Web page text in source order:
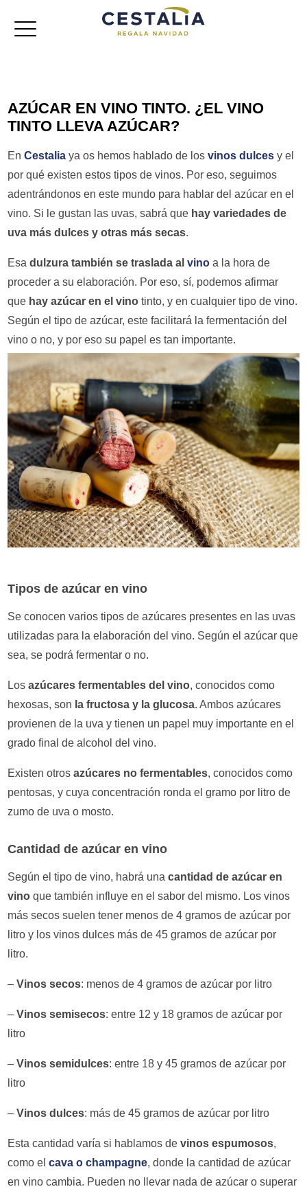
Lotes de navidad
Cajas jamoneras
Referencias
AZÚCAR EN VINO TINTO. ¿EL VINO
TINTO LLEVA AZÚCAR?
EnCestalia ya os hemos hablado de losvinos dulces y el
por qué existen estos tipos de vinos. Por eso, seguimos
adentrándonos en este mundo para hablar del azúcar en el
vino. Si le gustan las uvas, sabrá que hay variedades de
uva más dulces y otras más secas.
Esadulzura también se traslada alvino a la hora de
proceder a su elaboración. Por eso, sí, podemos afirmar
que hay azúcar en el vino tinto, y en cualquier tipo de vino.
Según el tipo de azúcar, este facilitará la fermentación del
vino o no, y por eso su papel es tan importante.
Tipos de azúcar en vino
Se conocen varios tipos de azúcares presentes en las uvas
utilizadas para la elaboración del vino. Según el azúcar que
sea, se podrá fermentar o no.
Losazúcares fermentables del vino, conocidos como
hexosas, son la fructosa y la glucosa. Ambos azúcares
provienen de la uva y tienen un papel muy importante en el
grado final de alcohol del vino.
Existen otrosazúcares no fermentables, conocidos como
pentosas, y cuya concentración ronda el gramo por litro de
zumo de uva o mosto.
Cantidad de azúcar en vino
Según el tipo de vino, habrá unacantidad de azúcar en
vino que también influye en el sabor del mismo. Los vinos
más secos suelen tener menos de 4 gramos de azúcar por
litro y los vinos dulces más de 45 gramos de azúcar por
litro.
–Vinos secos: menos de 4 gramos de azúcar por litro
–Vinos semisecos: entre 12 y 18 gramos de azúcar por
litro
–Vinos semidulces: entre 18 y 45 gramos de azúcar por
litro
–Vinos dulces: más de 45 gramos de azúcar por litro
Esta cantidad varía si hablamos devinos espumosos,
como elcava o champagne, donde la cantidad de azúcar
en vino cambia. Pueden no llevar nada de azúcar o superar